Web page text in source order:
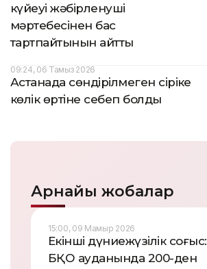
күйеуі жәбірленуші
мәртебесінен бас
тартпайтынын айтты
09:24, 06 Тамыз 2026
Астанада сөндірілмеген сіріңке
көлік өртіне себеп болды
Арнайы жобалар
15:00, 09 Мамыр 2026
Екінші дүниежүзілік соғыс:
БҚО ауданында 200-ден